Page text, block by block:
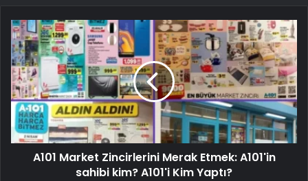
A101 Market Zincirlerini Merak Etmek: A101'in
sahibi kim? A101'i Kim Yaptı?